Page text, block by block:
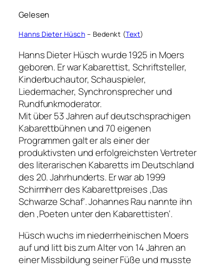
Gelesen
Hanns Dieter Hüsch – Bedenkt (Text)
Hanns Dieter Hüsch wurde 1925 in Moers
geboren. Er war Kabarettist, Schriftsteller,
Kinderbuchautor, Schauspieler,
Liedermacher, Synchronsprecher und
Rundfunkmoderator.
Mit über 53 Jahren auf deutschsprachigen
Kabarettbühnen und 70 eigenen
Programmen galt er als einer der
produktivsten und erfolgreichsten Vertreter
des literarischen Kabaretts im Deutschland
des 20. Jahrhunderts. Er war ab 1999
Schirmherr des Kabarettpreises ‚Das
Schwarze Schaf‘. Johannes Rau nannte ihn
den ‚Poeten unter den Kabarettisten‘.
Hüsch wuchs im niederrheinischen Moers
auf und litt bis zum Alter von 14 Jahren an
einer Missbildung seiner Füße und musste